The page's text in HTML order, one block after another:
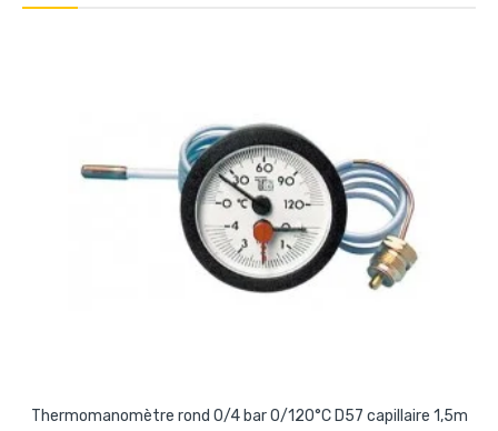
Thermomanomètre rond 0/4 bar 0/120°C D57 capillaire 1,5m